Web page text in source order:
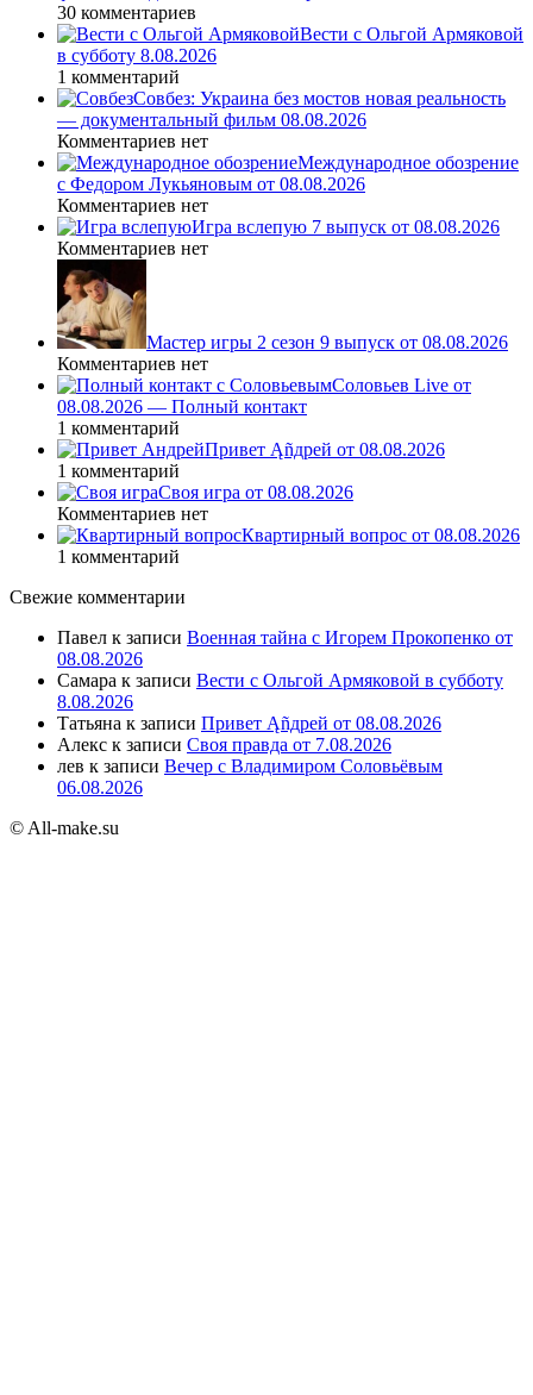
30 комментариев
Вести с Ольгой Армяковой
в субботу 8.08.2026
1 комментарий
Совбез: Украина без мостов новая реальность
— документальный фильм 08.08.2026
Комментариев нет
Международное обозрение
с Федором Лукьяновым от 08.08.2026
Комментариев нет
Игра вслепую 7 выпуск от 08.08.2026
Комментариев нет
Мастер игры 2 сезон 9 выпуск от 08.08.2026
Комментариев нет
Соловьев Live от
08.08.2026 — Полный контакт
1 комментарий
Привет Ąñдpей от 08.08.2026
1 комментарий
Своя игра от 08.08.2026
Комментариев нет
Квартирный вопрос от 08.08.2026
1 комментарий
Свежие комментарии
Павел к записи Военная тайна с Игорем Прокопенко от
08.08.2026
Самара к записи Вести с Ольгой Армяковой в субботу
8.08.2026
Татьяна к записи Привет Ąñдpей от 08.08.2026
Алекс к записи Своя правда от 7.08.2026
лев к записи Вечер с Владимиром Соловьёвым
06.08.2026
© All-make.su